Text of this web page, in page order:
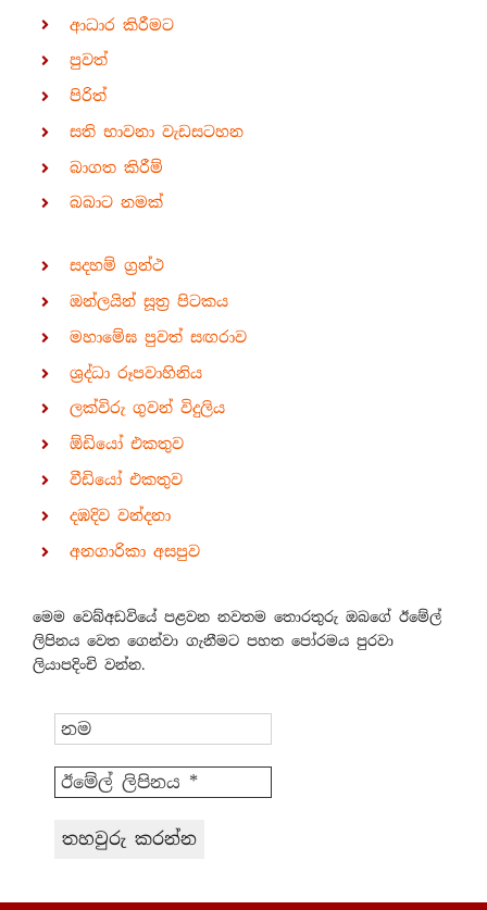
ආධාර කිරීමට
පුවත්
පිරිත්
සති භාවනා වැඩසටහන
බාගත කිරීම්
බබාට නමක්
සදහම් ග්‍රන්ථ
ඔන්ලයින් සූත්‍ර පිටකය
මහාමේඝ පුවත් සඟරාව
ශ්‍රද්ධා රූපවාහිනිය
ලක්විරු ගුවන් විදුලිය
ඕඩියෝ එකතුව
වීඩියෝ එකතුව
දඹදිව වන්දනා
අනගාරිකා අසපුව
මෙම වෙබ්අඩවියේ පළවන නවතම තොරතුරු ඔබගේ ඊමේල්
ලිපිනය වෙත ගෙන්වා ගැනීමට පහත පෝරමය පුරවා
ලියාපදිංචි වන්න.